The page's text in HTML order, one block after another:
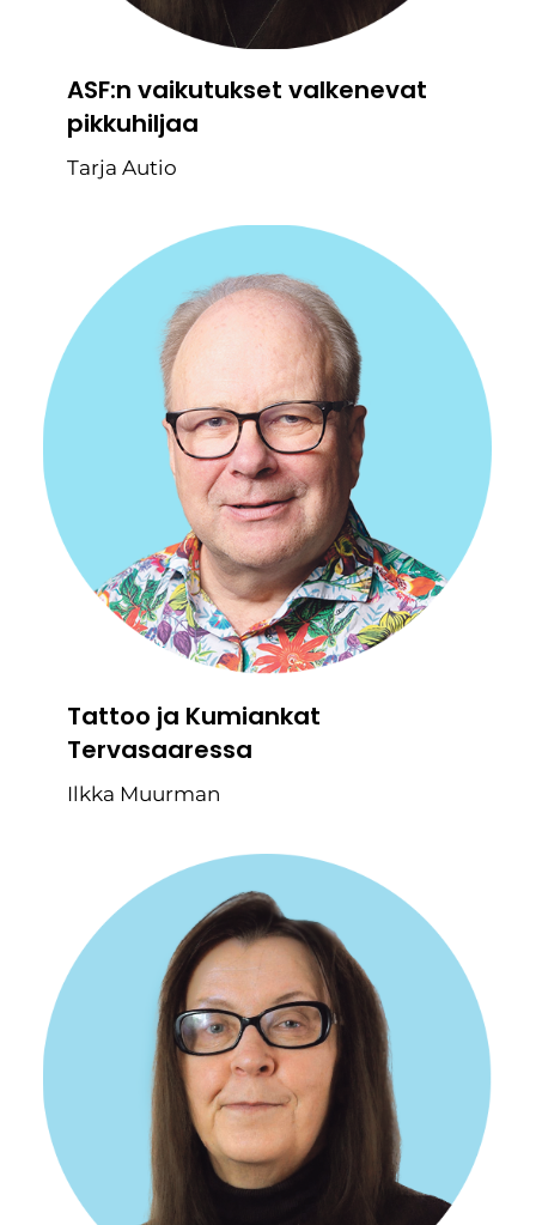
ASF:n vaikutukset valkenevat
pikkuhiljaa
Tarja Autio
Tattoo ja Kumiankat
Tervasaaressa
Ilkka Muurman